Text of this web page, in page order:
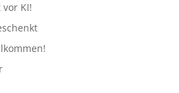
vor KI!